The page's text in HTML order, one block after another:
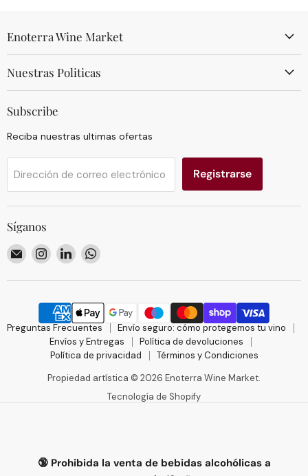
Enoterra Wine Market
Nuestras Politicas
Subscribe
Reciba nuestras ultimas ofertas
Dirección de correo electrónico Registrarse
Síganos
Encuéntrenos
en
Correo
Encuéntrenos
en
Instagram
Encuéntrenos
en
LinkedIn
Encuéntrenos
WhatsApp
Preguntas Frecuentes
Envío seguro: cómo protegemos tu vino
Envíos y Entregas
Política de devoluciones
Política de privacidad
Términos y Condiciones
Propiedad artística © 2026 Enoterra Wine Market.
Tecnología de Shopify
🔞 Prohibida la venta de bebidas alcohólicas a